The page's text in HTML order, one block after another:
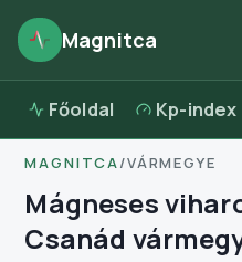
Magnitca
Főoldal Kp-index
MAGNITCA/VÁRMEGYE
Mágneses
Csanád